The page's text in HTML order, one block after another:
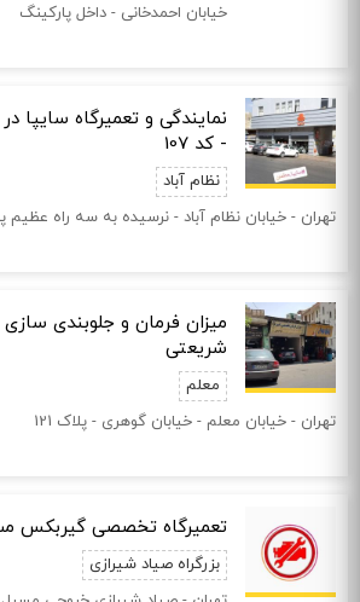
خیابان احمدخانی - داخل پارکینگ
نمایندگی و تعمیرگاه سایپا
- کد 107
نظام آباد
تهران - خیابان نظام آباد - نرسيده به سه راه عظيم پور
میزان فرمان و جلوبندی سازی
شریعتی
معلم
تهران - خیابان معلم - خیابان گوهری - پلاک 121
تعمیرگاه تخصصی گیربکس
بزرگراه صیاد شیرازی